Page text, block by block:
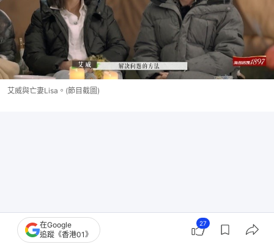
艾威與亡妻Lisa。(節目截圖)
在Google
追蹤《香港01》
27